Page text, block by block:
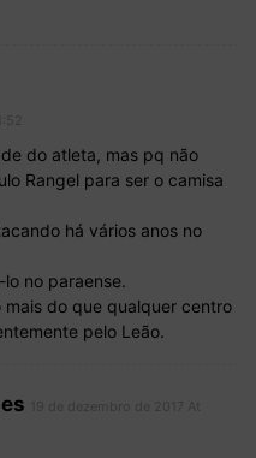
do atleta, mas pq não
Rangel para ser o camisa
há vários anos no
no paraense.
do que qualquer centro
pelo Leão.